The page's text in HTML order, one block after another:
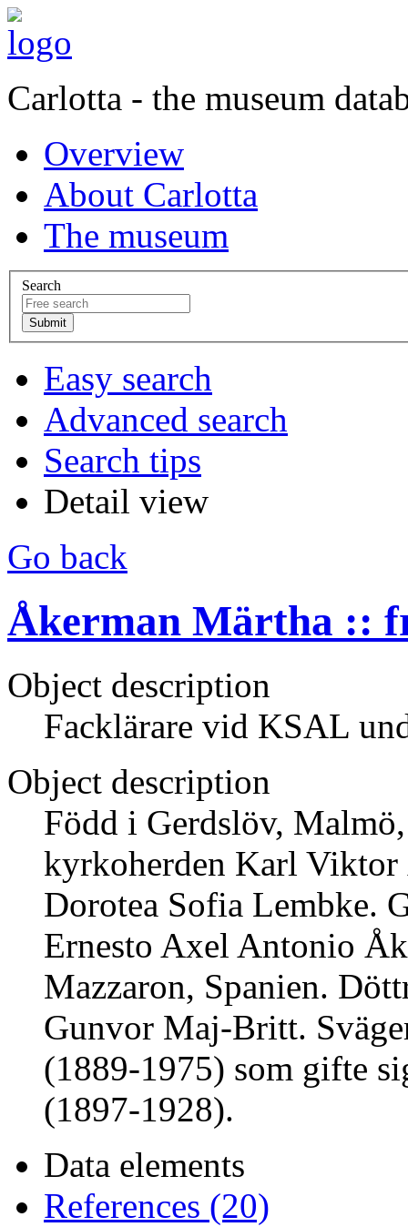
Carlotta - the museum
Overview
About Carlotta
The museum
Search
Easy search
Advanced search
Search tips
Detail view
Go back
Åkerman Märtha ::
Object description
Facklärare vid KSAL
Object description
Född i Gerdslöv,
kyrkoherden Karl Viktor
Dorotea Sofia Lembke.
Ernesto Axel Antonio
Mazzaron, Spanien.
Gunvor Maj-Britt.
(1889-1975) som gifte
(1897-1928).
Data elements
References (20)